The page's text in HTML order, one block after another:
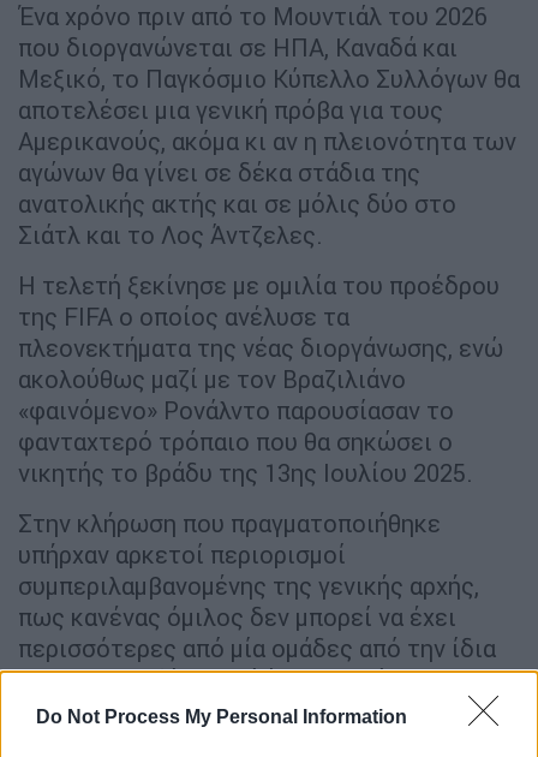
Do Not Process My Personal Information
Ένα χρόνο πριν από το Μουντιάλ του 2026
που διοργανώνεται σε ΗΠΑ, Καναδά και
Μεξικό, το Παγκόσμιο Κύπελλο Συλλόγων θα
αποτελέσει μια γενική πρόβα για τους
Αμερικανούς, ακόμα κι αν η πλειονότητα των
αγώνων θα γίνει σε δέκα στάδια της
ανατολικής ακτής και σε μόλις δύο στο
Σιάτλ και το Λος Άντζελες.
Η τελετή ξεκίνησε με ομιλία του προέδρου
της FIFA ο οποίος ανέλυσε τα
πλεονεκτήματα της νέας διοργάνωσης, ενώ
ακολούθως μαζί με τον Βραζιλιάνο
«φαινόμενο» Ρονάλντο παρουσίασαν το
φανταχτερό τρόπαιο που θα σηκώσει ο
νικητής το βράδυ της 13ης Ιουλίου 2025.
Στην κλήρωση που πραγματοποιήθηκε
υπήρχαν αρκετοί περιορισμοί
συμπεριλαμβανομένης της γενικής αρχής,
πως κανένας όμιλος δεν μπορεί να έχει
περισσότερες από μία ομάδες από την ίδια
συνομοσπονδία. Αυτό ίσχυε για όλες τις
συνομοσπονδίες εκτός από την UEFA